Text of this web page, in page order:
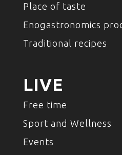
Place of taste
Enogastronomics
Traditional recipes
LIVE
Free time
Sport and Wellness
Events